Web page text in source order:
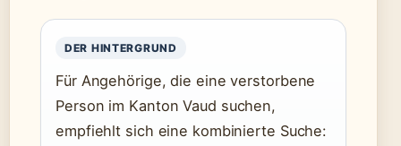
DER HINTERGRUND
Für Angehörige, die eine verstorbene
Person im Kanton Vaud suchen,
empfiehlt sich eine kombinierte Suche: